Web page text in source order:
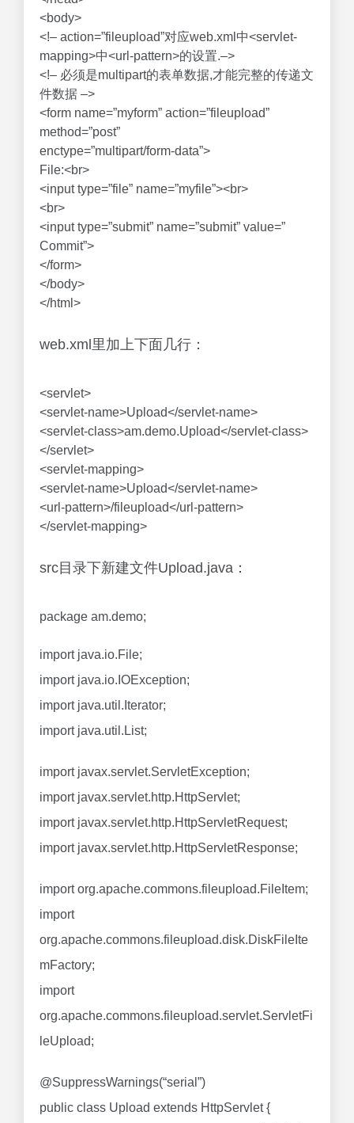
<body>
<!– action=”fileupload”对应web.xml中<servlet-
mapping>中<url-pattern>的设置.–>
<!– 必须是multipart的表单数据,才能完整的传递文
件数据 –>
<form name=”myform” action=”fileupload”
method=”post”
enctype=”multipart/form-data”>
File:<br>
<input type=”file” name=”myfile”><br>
<br>
<input type=”submit” name=”submit” value=”
Commit”>
</form>
</body>
</html>
web.xml里加上下面几行：
<servlet>
<servlet-name>Upload</servlet-name>
<servlet-class>am.demo.Upload</servlet-class>
</servlet>
<servlet-mapping>
<servlet-name>Upload</servlet-name>
<url-pattern>/fileupload</url-pattern>
</servlet-mapping>
src目录下新建文件Upload.java：
package am.demo;
import java.io.File;
import java.io.IOException;
import java.util.Iterator;
import java.util.List;
import javax.servlet.ServletException;
import javax.servlet.http.HttpServlet;
import javax.servlet.http.HttpServletRequest;
import javax.servlet.http.HttpServletResponse;
import org.apache.commons.fileupload.FileItem;
import
org.apache.commons.fileupload.disk.DiskFileIte
mFactory;
import
org.apache.commons.fileupload.servlet.ServletFi
leUpload;
@SuppressWarnings(“serial”)
public class Upload extends HttpServlet {